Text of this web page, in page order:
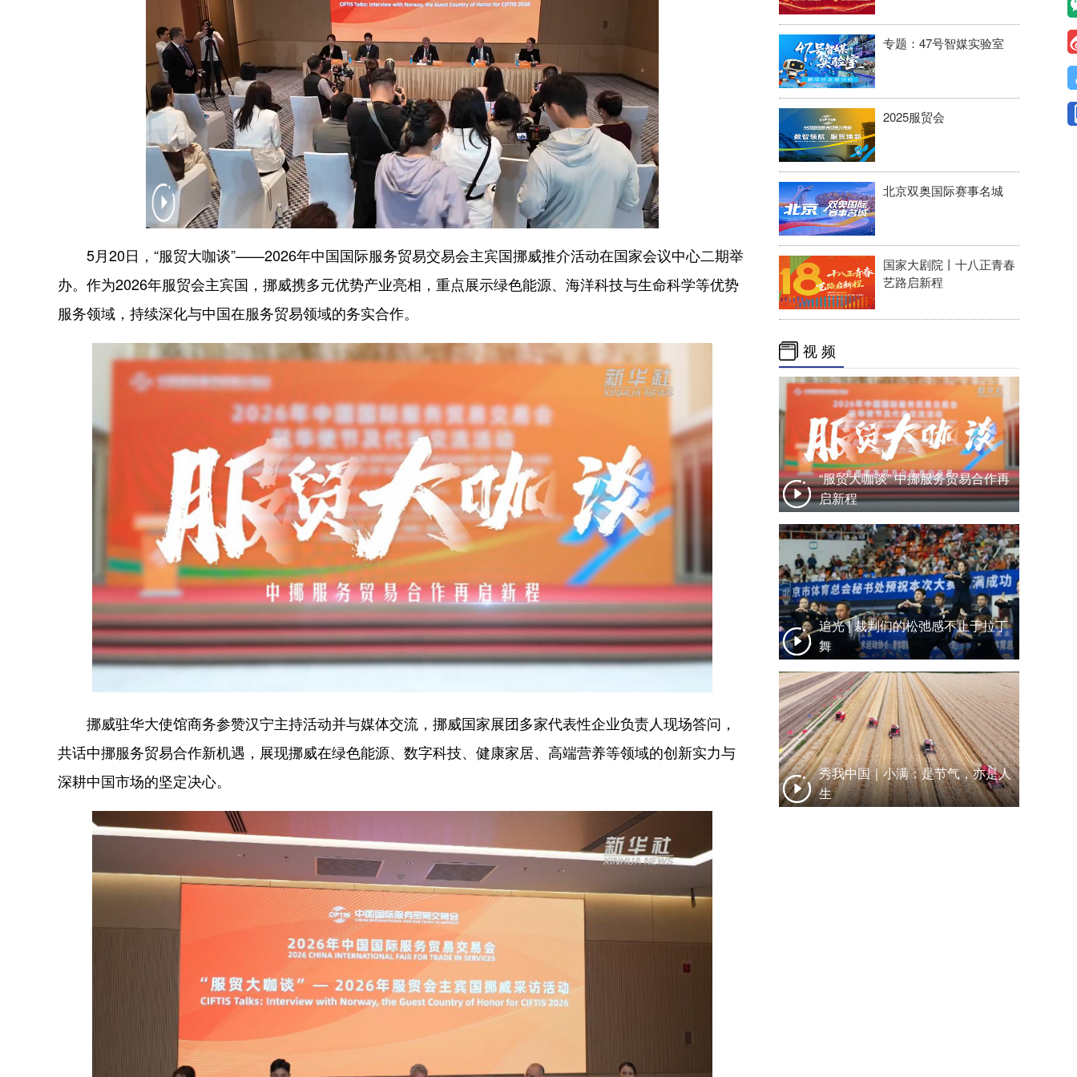
5月20日，“服贸大咖谈”——2026年中国国际服务贸易交易会主宾国挪威推介活动在国家会议中心二期举
办。作为2026年服贸会主宾国，挪威携多元优势产业亮相，重点展示绿色能源、海洋科技与生命科学等优势
服务领域，持续深化与中国在服务贸易领域的务实合作。
挪威驻华大使馆商务参赞汉宁主持活动并与媒体交流，挪威国家展团多家代表性企业负责人现场答问，
共话中挪服务贸易合作新机遇，展现挪威在绿色能源、数字科技、健康家居、高端营养等领域的创新实力与
深耕中国市场的坚定决心。
专题：47号智媒实验室
2025服贸会
北京双奥国际赛事名城
国家大剧院丨十八正青春
艺路启新程
视 频
“服贸大咖谈” 中挪服务贸易合作再
启新程
追光 | 裁判们的松弛感不止于拉丁
舞
秀我中国｜小满：是节气，亦是人
生